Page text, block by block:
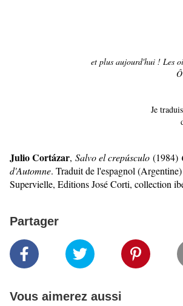
et plus aujourd'hui ! Les
Je
Julio Cortázar, Salvo el crepúsculo (1984)
d'Automne. Traduit de l'espagnol
Supervielle, Editions José Corti, collection
Partager
Vous aimerez aussi